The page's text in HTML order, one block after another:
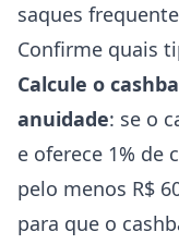
saques
Confirme quais
Calcule o
anuidade: se o
e oferece 1% de
pelo menos R$
para que o